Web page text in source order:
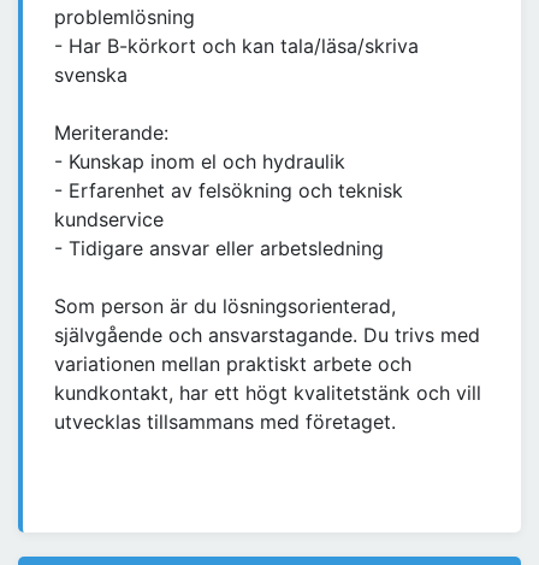
problemlösning
- Har B-körkort och kan tala/läsa/skriva
svenska
Meriterande:
- Kunskap inom el och hydraulik
- Erfarenhet av felsökning och teknisk
kundservice
- Tidigare ansvar eller arbetsledning
Som person är du lösningsorienterad,
självgående och ansvarstagande. Du trivs med
variationen mellan praktiskt arbete och
kundkontakt, har ett högt kvalitetstänk och vill
utvecklas tillsammans med företaget.